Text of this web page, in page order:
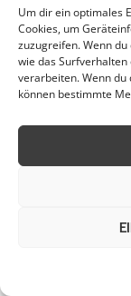
Um dir ein optimales
Cookies, um
zuzugreifen. Wenn
wie das
verarbeiten. Wenn
können bestimmte
das lästige
sichere
Beauftragung
Neustadt/
einen
Winter ohne